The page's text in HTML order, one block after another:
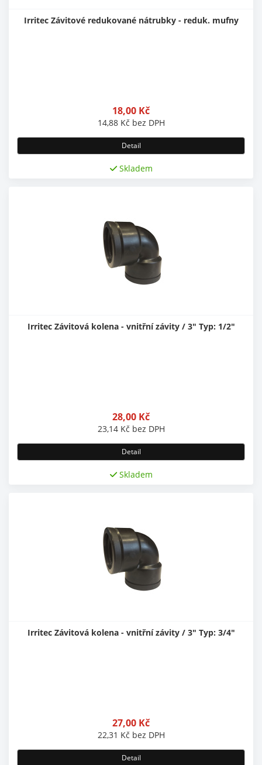
Irritec Závitové redukované nátrubky - reduk. mufny
18,00 Kč
14,88 Kč bez DPH
Detail
Skladem
Irritec Závitová kolena - vnitřní závity / 3" Typ: 1/2"
28,00 Kč
23,14 Kč bez DPH
Detail
Skladem
Irritec Závitová kolena - vnitřní závity / 3" Typ: 3/4"
27,00 Kč
22,31 Kč bez DPH
Detail